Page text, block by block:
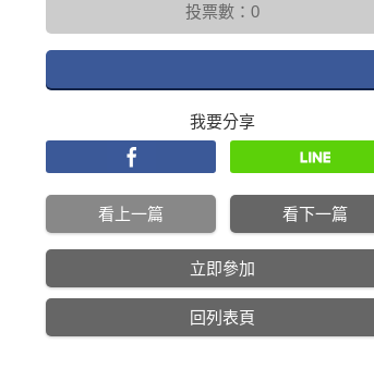
投票數：0
我要分享
看上一篇 看下一篇
立即參加
回列表頁